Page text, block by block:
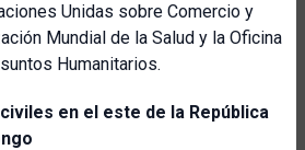
Unidas sobre Comercio y
Mundial de la Salud y la Oficina
Humanitarios.
en el este de la República